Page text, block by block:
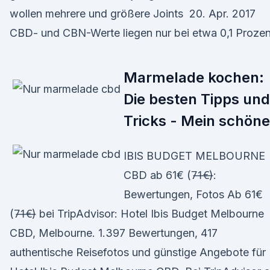
wollen mehrere und größere Joints 20. Apr. 2017
CBD- und CBN-Werte liegen nur bei etwa 0,1
Marmelade kochen:
Die besten Tipps und
Tricks - Mein
IBIS BUDGET MELBOURNE
CBD ab 61€ (7̶1̶€̶):
Bewertungen, Fotos Ab 61€
(7̶1̶€̶) bei TripAdvisor: Hotel Ibis Budget Melbourne
CBD, Melbourne. 1.397 Bewertungen, 417
authentische Reisefotos und günstige Angebote für